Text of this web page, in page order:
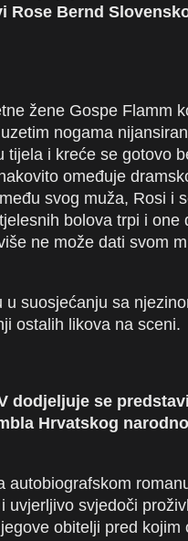
Rose Bernd
žene Gospe Flamm
nogama
tijela i kreće se gotovo
omeđuje
svog muža, Rosi i
bolova trpi i one
ne može dati svom
u suosjećanju sa
ostalih likova na sceni.
dodjeljuje se
Hrvatskog
autobiografskom
uvjerljivo svjedoči
obitelji pred kojim